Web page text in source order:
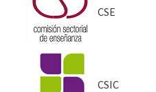
CSE
CSIC